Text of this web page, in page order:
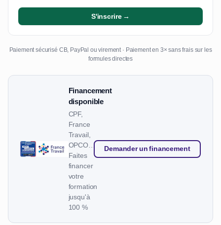
S'inscrire →
Paiement sécurisé CB, PayPal ou virement · Paiement en 3× sans frais sur les
formules directes
Financement
disponible
CPF,
France
Travail,
OPCO…
Faites
financer
votre
formation
jusqu'à
100 %
Demander un financement